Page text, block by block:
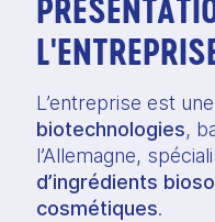
L’entreprise est une
biotechnologies,
l’Allemagne,
d’ingrédients
cosmétiques.